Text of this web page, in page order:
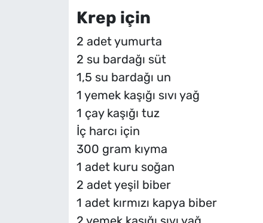
Krep için
2 adet yumurta
2 su bardağı süt
1,5 su bardağı un
1 yemek kaşığı sıvı yağ
1 çay kaşığı tuz
İç harcı için
300 gram kıyma
1 adet kuru soğan
2 adet yeşil biber
1 adet kırmızı kapya biber